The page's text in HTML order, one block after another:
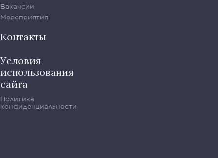
Вакансии
Мероприятия
Контакты
Условия
использования
сайта
Политика
конфиденциальности